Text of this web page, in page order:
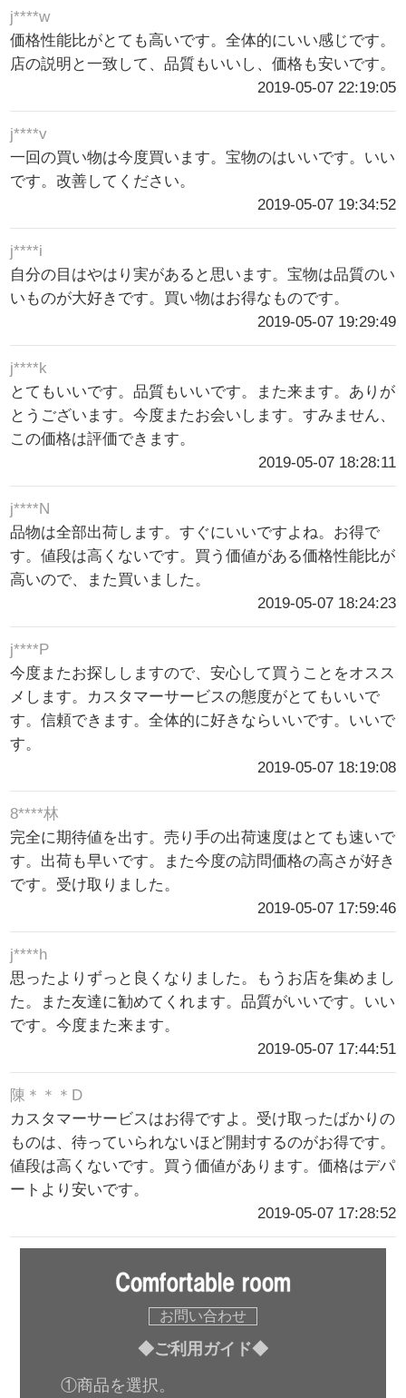
j****w
価格性能比がとても高いです。全体的にいい感じです。
店の説明と一致して、品質もいいし、価格も安いです。
2019-05-07 22:19:05
j****v
一回の買い物は今度買います。宝物のはいいです。いい
です。改善してください。
2019-05-07 19:34:52
j****i
自分の目はやはり実があると思います。宝物は品質のい
いものが大好きです。買い物はお得なものです。
2019-05-07 19:29:49
j****k
とてもいいです。品質もいいです。また来ます。ありが
とうございます。今度またお会いします。すみません、
この価格は評価できます。
2019-05-07 18:28:11
j****N
品物は全部出荷します。すぐにいいですよね。お得で
す。値段は高くないです。買う価値がある価格性能比が
高いので、また買いました。
2019-05-07 18:24:23
j****P
今度またお探ししますので、安心して買うことをオスス
メします。カスタマーサービスの態度がとてもいいで
す。信頼できます。全体的に好きならいいです。いいで
す。
2019-05-07 18:19:08
8****林
完全に期待値を出す。売り手の出荷速度はとても速いで
す。出荷も早いです。また今度の訪問価格の高さが好き
です。受け取りました。
2019-05-07 17:59:46
j****h
思ったよりずっと良くなりました。もうお店を集めまし
た。また友達に勧めてくれます。品質がいいです。いい
です。今度また来ます。
2019-05-07 17:44:51
陳＊＊＊D
カスタマーサービスはお得ですよ。受け取ったばかりの
ものは、待っていられないほど開封するのがお得です。
値段は高くないです。買う価値があります。価格はデパ
ートより安いです。
2019-05-07 17:28:52
お問い合わせ
◆ご利用ガイド◆
①商品を選択。